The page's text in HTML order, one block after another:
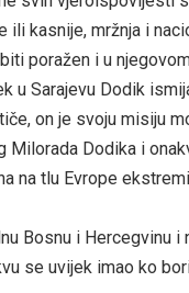
ili kasnije, mržnja i
poražen i u
u Sarajevu Dodik
on je svoju misiju
Milorada Dodika i
na tlu Evrope
Bosnu i Hercegvinu
se uvijek imao ko